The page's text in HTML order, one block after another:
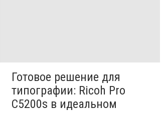
Готовое решение для
типографии: Ricoh Pro
C5200s в идеальном